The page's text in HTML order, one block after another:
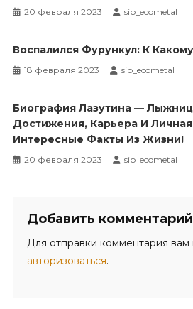
20 февраля 2023 sib_ecometal
Воспалился Фурункул: К
18 февраля 2023 sib_ecometal
Биография Лазутина —
Достижения, Карьера И
Интересные Факты Из Жизни!
20 февраля 2023 sib_ecometal
Добавить комментарий
Для отправки комментария
авторизоваться.